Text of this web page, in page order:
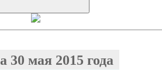
30 мая 2015 года